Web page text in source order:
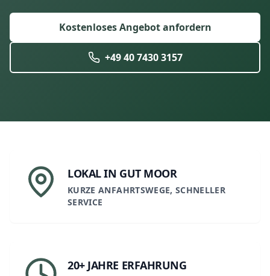
Kostenloses Angebot anfordern
+49 40 7430 3157
LOKAL IN GUT MOOR
KURZE ANFAHRTSWEGE, SCHNELLER
SERVICE
20+ JAHRE ERFAHRUNG